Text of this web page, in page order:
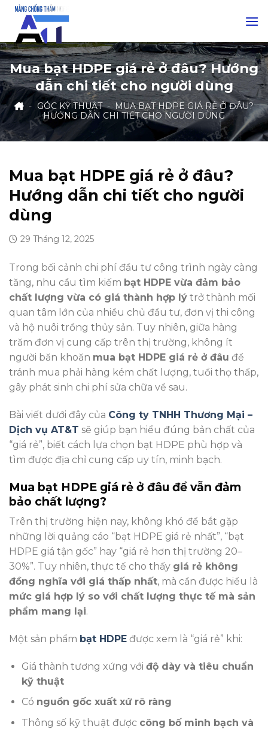
Skip
content
Mua bạt HDPE giá rẻ ở đâu? Hướng
dẫn chi tiết cho người dùng
- GÓC KỸ THUẬT - MUA BẠT HDPE GIÁ RẺ Ở ĐÂU?
HƯỚNG DẪN CHI TIẾT CHO NGƯỜI DÙNG
Mua bạt HDPE giá rẻ ở đâu?
Hướng dẫn chi tiết cho người
dùng
29 Tháng 12, 2025
Trong bối cảnh chi phí đầu tư công trình ngày càng
tăng, nhu cầu tìm kiếm bạt HDPE vừa đảm bảo
chất lượng vừa có giá thành hợp lý trở thành mối
quan tâm lớn của nhiều chủ đầu tư, đơn vị thi công
và hộ nuôi trồng thủy sản. Tuy nhiên, giữa hàng
trăm đơn vị cung cấp trên thị trường, không ít
người băn khoăn mua bạt HDPE giá rẻ ở đâu để
tránh mua phải hàng kém chất lượng, tuổi thọ thấp,
gây phát sinh chi phí sửa chữa về sau.
Bài viết dưới đây của Công ty TNHH Thương Mại –
Dịch vụ AT&T sẽ giúp bạn hiểu đúng bản chất của
“giá rẻ”, biết cách lựa chọn bạt HDPE phù hợp và
tìm được địa chỉ cung cấp uy tín, minh bạch.
Mua bạt HDPE giá rẻ ở đâu để vẫn đảm
bảo chất lượng?
Trên thị trường hiện nay, không khó để bắt gặp
những lời quảng cáo “bạt HDPE giá rẻ nhất”, “bạt
HDPE giá tận gốc” hay “giá rẻ hơn thị trường 20–
30%”. Tuy nhiên, thực tế cho thấy giá rẻ không
đồng nghĩa với giá thấp nhất, mà cần được hiểu là
mức giá hợp lý so với chất lượng thực tế mà sản
phẩm mang lại.
Một sản phẩm bạt HDPE được xem là “giá rẻ” khi:
Giá thành tương xứng với độ dày và tiêu chuẩn
kỹ thuật
Có nguồn gốc xuất xứ rõ ràng
Thông số kỹ thuật được công bố minh bạch và